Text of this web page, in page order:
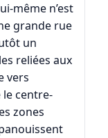
même n’est
grande rue
un
reliées aux
vers
le centre-
zones